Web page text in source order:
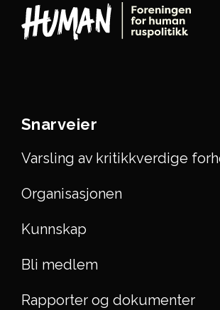
Snarveier
Varsling av kritikkverdige
Organisasjonen
Kunnskap
Bli medlem
Rapporter og dokumenter